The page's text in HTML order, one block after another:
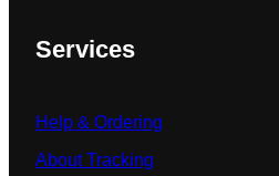
Services
Help & Ordering
About Tracking